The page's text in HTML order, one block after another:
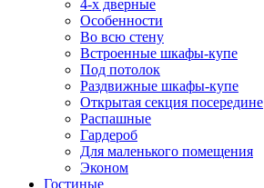
4-х дверные
Особенности
Во всю стену
Встроенные шкафы-купе
Под потолок
Раздвижные шкафы-купе
Открытая секция посередине
Распашные
Гардероб
Для маленького помещения
Эконом
Гостиные